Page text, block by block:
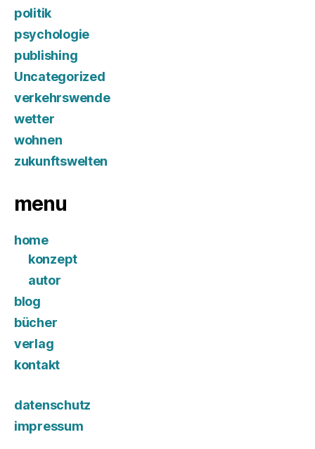
politik
psychologie
publishing
Uncategorized
verkehrswende
wetter
wohnen
zukunftswelten
menu
home
konzept
autor
blog
bücher
verlag
kontakt
datenschutz
impressum